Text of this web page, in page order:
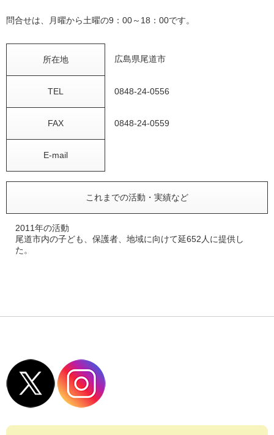
問合せは、月曜から土曜の9：00～18：00です。
所在地 広島県尾道市
TEL 0848-24-0556
FAX 0848-24-0559
E-mail
これまでの活動・実績など
2011年の活動
尾道市内の子ども、保護者、地域に向けて延652人に提供し
た。